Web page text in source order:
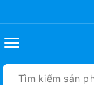
Toggle